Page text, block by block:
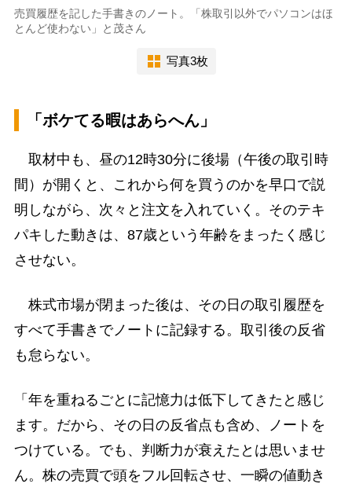
売買履歴を記した手書きのノート。「株取引以外でパソコンはほ
とんど使わない」と茂さん
写真3枚
「ボケてる暇はあらへん」
取材中も、昼の12時30分に後場（午後の取引時
間）が開くと、これから何を買うのかを早口で説
明しながら、次々と注文を入れていく。そのテキ
パキした動きは、87歳という年齢をまったく感じ
させない。
株式市場が閉まった後は、その日の取引履歴を
すべて手書きでノートに記録する。取引後の反省
も怠らない。
「年を重ねるごとに記憶力は低下してきたと感じ
ます。だから、その日の反省点も含め、ノートを
つけている。でも、判断力が衰えたとは思いませ
ん。株の売買で頭をフル回転させ、一瞬の値動き